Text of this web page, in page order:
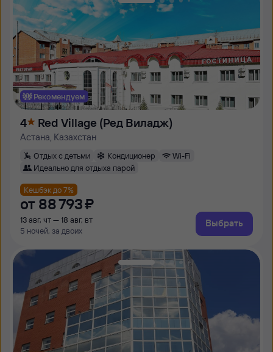
Рекомендуем
4 Red Village (Ред Виладж)
Астана, Казахстан
Отдых с детьми Кондиционер
Wi-Fi
Идеально для отдыха парой
Кешбэк до 7%
от 88 ⁠793 ⁠₽
13 авг, чт — 18 авг, вт
5 ночей, за двоих
Выбрать